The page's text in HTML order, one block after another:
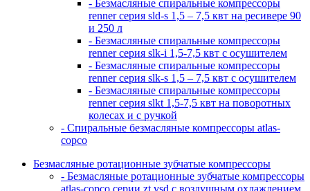
- Безмасляные спиральные компрессоры
renner серия sld-s 1,5 – 7,5 квт на ресивере 90
и 250 л
- Безмасляные спиральные компрессоры
renner серия slk-i 1,5-7,5 квт с осушителем
- Безмасляные спиральные компрессоры
renner серия slk-s 1,5 – 7,5 квт с осушителем
- Безмасляные спиральные компрессоры
renner серия slkt 1,5-7,5 квт на поворотных
колесах и с ручкой
- Спиральные безмасляные компрессоры atlas-
copco
Безмасляные ротационные зубчатые компрессоры
- Безмасляные ротационные зубчатые компрессоры
atlas-copco серии zt vsd с воздушным охлаждением